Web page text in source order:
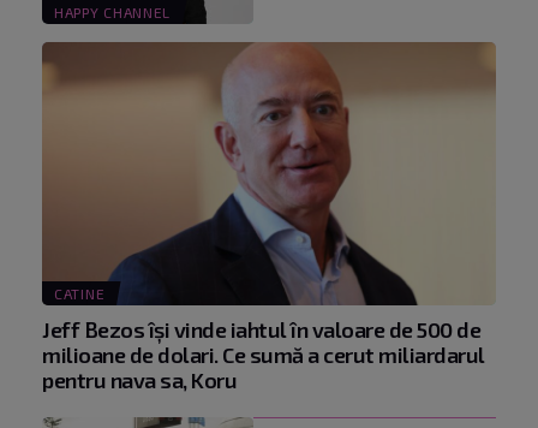
HAPPY CHANNEL
CATINE
Jeff Bezos își vinde iahtul în valoare de 500 de
milioane de dolari. Ce sumă a cerut miliardarul
pentru nava sa, Koru